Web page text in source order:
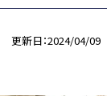
更新日 2024/04/09